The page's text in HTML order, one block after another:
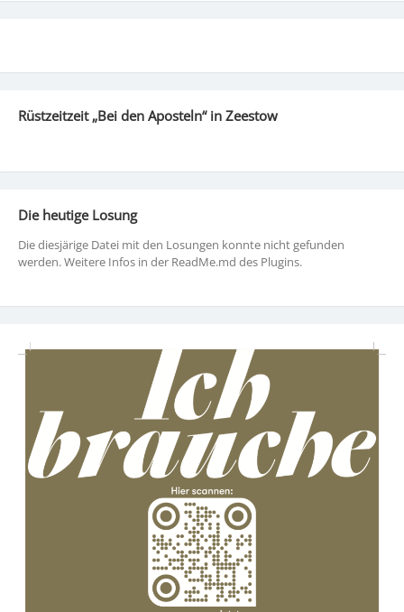
Rüstzeitzeit „Bei den Aposteln“ in Zeestow
Die heutige Losung
Die diesjärige Datei mit den Losungen konnte nicht gefunden
werden. Weitere Infos in der ReadMe.md des Plugins.